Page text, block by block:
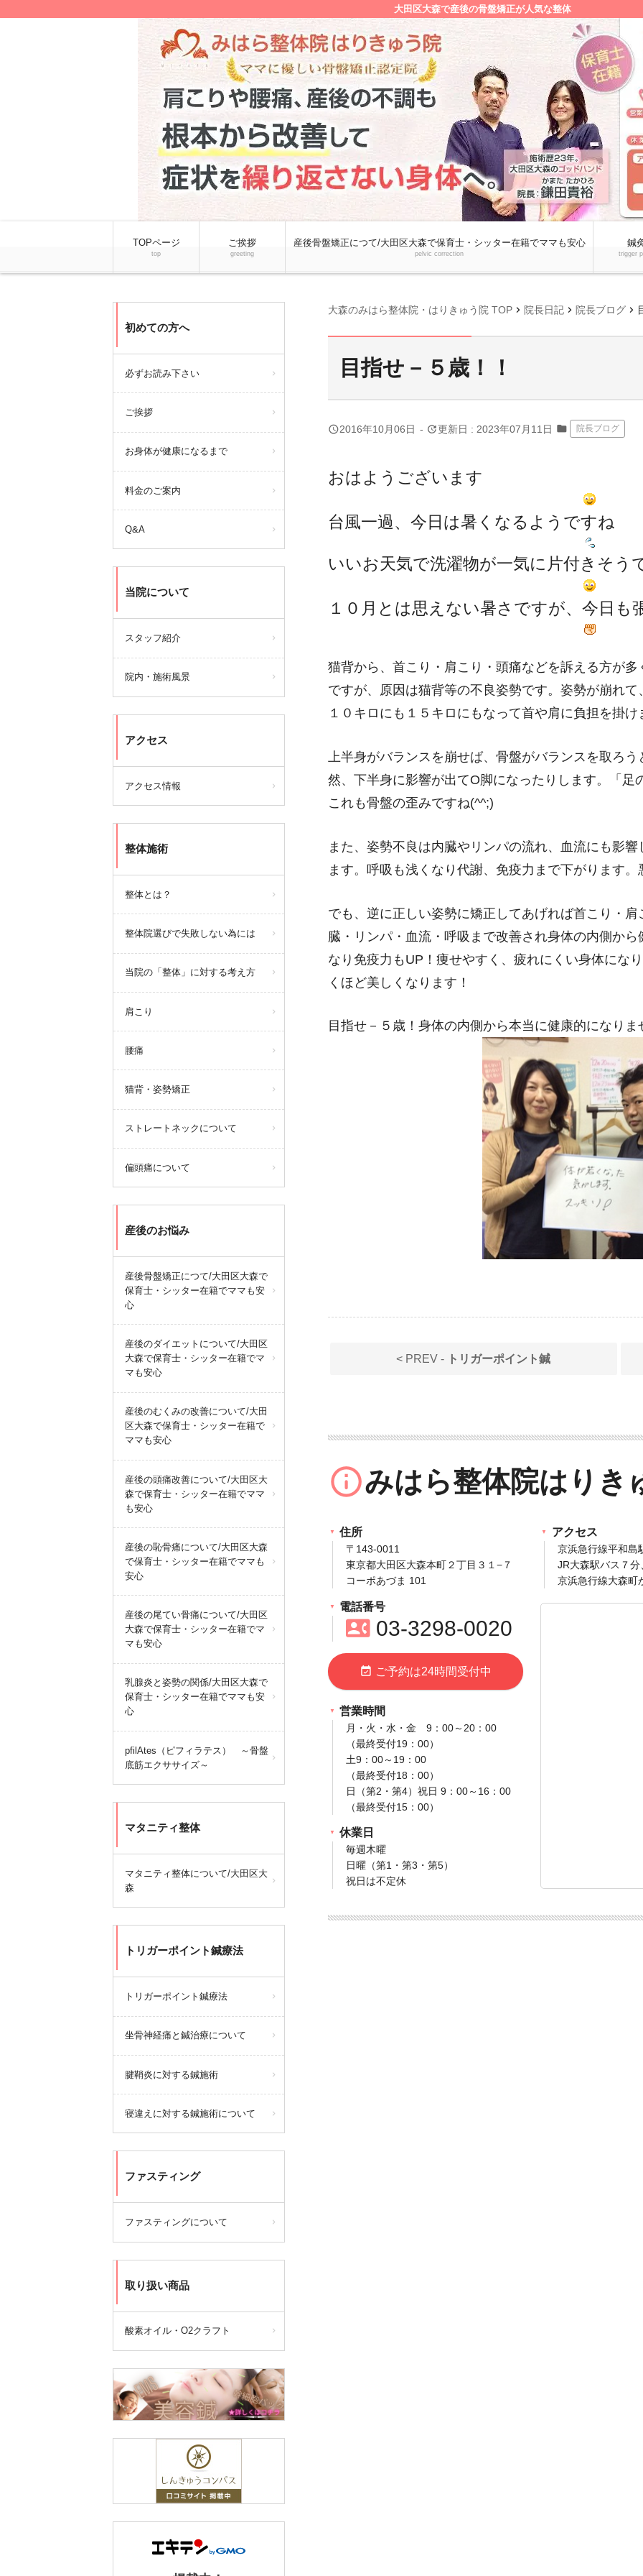
大田区大森で産後の骨盤矯正が人気な整体
TOPページ
top
ご挨拶
greeting
産後骨盤矯正につて/大田区大森で保育士・シッター在籍でママも安心
pelvic correction
鍼
trigger
大森のみはら整体院・はりきゅう院 TOP chevron_right 院長日記 chevron_right 院長ブログ chevron_right
目指せ－５歳！！
query_builder2016年10月06日 - update更新日 : 2023年07月11日 folder 院長ブログ
おはようございます
台風一過、今日は暑くなるようですね
いいお天気で洗濯物が一気に片付きそう
１０月とは思えない暑さですが、今日も
猫背から、首こり・肩こり・頭痛などを訴える方が
ですが、原因は猫背等の不良姿勢です。姿勢が崩れ
１０キロにも１５キロにもなって首や肩に負担を掛け
上半身がバランスを崩せば、骨盤がバランスを取ろ
然、下半身に影響が出てО脚になったりします。「足
これも骨盤の歪みですね(^^;)
また、姿勢不良は内臓やリンパの流れ、血流にも影
ます。呼吸も浅くなり代謝、免疫力まで下がります
でも、逆に正しい姿勢に矯正してあげれば首こり・
臓・リンパ・血流・呼吸まで改善され身体の内側か
なり免疫力もUP！痩せやすく、疲れにくい身体にな
くほど美しくなります！
目指せ－５歳！身体の内側から本当に健康的になりま
< PREV - トリガーポイント鍼
info_outlineみはら整体院はりき
住所
〒143‐0011
東京都大田区大森本町２丁目３１−７
コーポあづま 101
電話番号
contact_phone03‐3298‐0020
event_available ご予約は24時間受付中
営業時間
月・火・水・金 9：00～20：00
（最終受付19：00）
土9：00～19：00
（最終受付18：00）
日（第2・第4）祝日 9：00～16：00
（最終受付15：00）
休業日
毎週木曜
日曜（第1・第3・第5）
祝日は不定休
アクセス
京浜急行線平和島
JR大森駅バス７
京浜急行線大森町
初めての方へ
必ずお読み下さい
ご挨拶
お身体が健康になるまで
料金のご案内
Q&A
当院について
スタッフ紹介
院内・施術風景
アクセス
アクセス情報
整体施術
整体とは？
整体院選びで失敗しない為には
当院の「整体」に対する考え方
肩こり
腰痛
猫背・姿勢矯正
ストレートネックについて
偏頭痛について
産後のお悩み
産後骨盤矯正につて/大田区大森で
保育士・シッター在籍でママも安
心
産後のダイエットについて/大田区
大森で保育士・シッター在籍でマ
マも安心
産後のむくみの改善について/大田
区大森で保育士・シッター在籍で
ママも安心
産後の頭痛改善について/大田区大
森で保育士・シッター在籍でママ
も安心
産後の恥骨痛について/大田区大森
で保育士・シッター在籍でママも
安心
産後の尾てい骨痛について/大田区
大森で保育士・シッター在籍でマ
マも安心
乳腺炎と姿勢の関係/大田区大森で
保育士・シッター在籍でママも安
心
pfilAtes（ピフィラテス） ～骨盤
底筋エクササイズ～
マタニティ整体
マタニティ整体について/大田区大
森
トリガーポイント鍼療法
トリガーポイント鍼療法
坐骨神経痛と鍼治療について
腱鞘炎に対する鍼施術
寝違えに対する鍼施術について
ファスティング
ファスティングについて
取り扱い商品
酸素オイル・O2クラフト